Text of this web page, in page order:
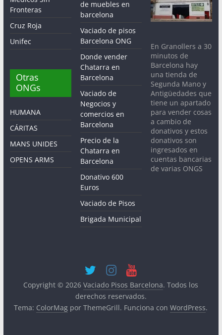
Fronteras
Cruz Roja
Unifec
Otras
ONGs
HUMANA
CÁRITAS
MANS UNIDES
OPENS ARMS
de muebles en
barcelona
Vaciado de pisos
Barcelona ONG
Donde vender
Chatarra en
Barcelona
Vaciado de
Negocios y
comercios en
Barcelona
Precio de la
Chatarra en
Barcelona
Donativo 600
Euros
Vaciado de Pisos
Brigada Municipal
En Granollers a 30
minutos de
Barcelona hay
una tienda de
Segunda Mano y
Antigüedades que
tiene un apartado
para vender cosas
a cambio de
donativos y estos
donativos son
ingresados en
cuentas bancarias
de varias ONGS
Copyright © 2026Vaciado Pisos Barcelona. Todos los
derechos reservados.
Tema: ColorMag por ThemeGrill. Funciona conWordPress.